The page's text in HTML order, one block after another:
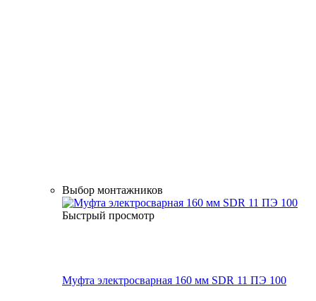
Выбор монтажников
Быстрый просмотр
Муфта электросварная 160 мм SDR 11 ПЭ 100